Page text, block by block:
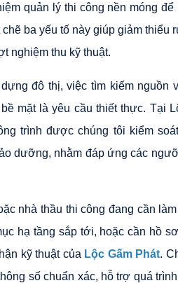
quản lý thi công nền móng để
ba yếu tố này giúp giảm thiểu
nghiệm thu kỹ thuật.
đô thị, việc tìm kiếm nguồn
mặt là yêu cầu thiết thực. Tại
trình được chúng tôi kiểm
dưỡng, nhằm đáp ứng các
nhà thầu thi công đang cần
hạ tầng sắp tới, hoặc cần hồ
kỹ thuật của Lộc Gấm Phát.
số chuẩn xác, hỗ trợ quá